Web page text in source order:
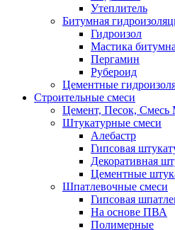
Утеплитель
Битумная
Гидроизол
Мастика
Пергамин
Рубероид
Цементные
Строительные смеси
Цемент, Песок,
Штукатурные смеси
Алебастр
Гипсовая
Декоративная
Цементные
Шпатлевочные смеси
Гипсовая
На основе ПВА
Полимерные